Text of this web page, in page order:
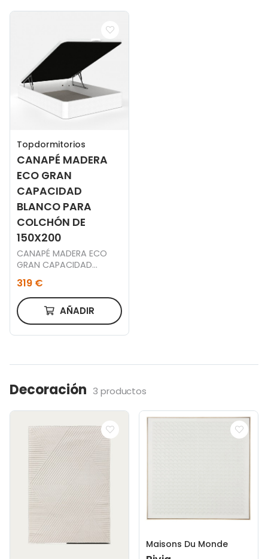
Topdormitorios
CANAPÉ MADERA
ECO GRAN
CAPACIDAD
BLANCO PARA
COLCHÓN DE
150X200
CANAPÉ MADERA ECO
GRAN CAPACIDAD
BLANCO PARA COLCHÓN
DE 150X200
319 €
AÑADIR
Decoración 3 productos
Maisons Du Monde